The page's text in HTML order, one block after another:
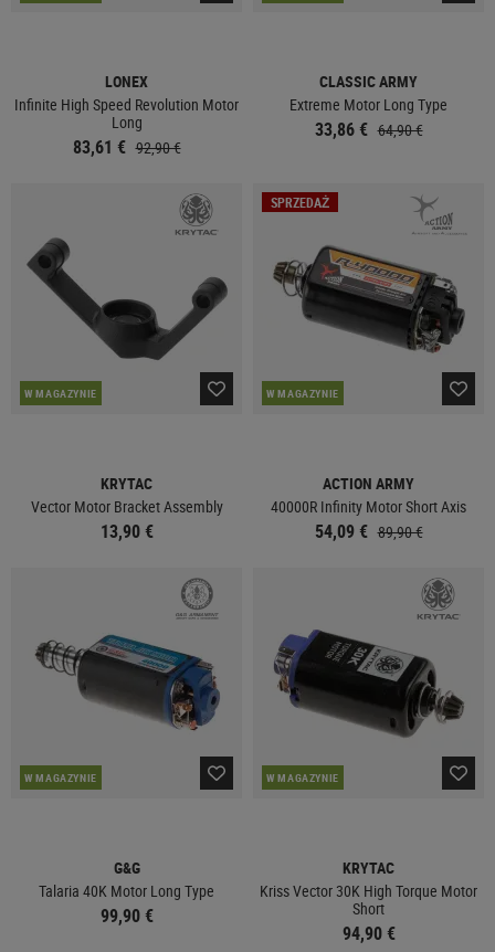
LONEX
Infinite High Speed Revolution Motor
Long
83,61 € 92,90 €
CLASSIC ARMY
Extreme Motor Long Type
33,86 € 64,90 €
W MAGAZYNIE
KRYTAC
Vector Motor Bracket Assembly
13,90 €
SPRZEDAŻ
W MAGAZYNIE
ACTION ARMY
40000R Infinity Motor Short Axis
54,09 € 89,90 €
W MAGAZYNIE
G&G
Talaria 40K Motor Long Type
99,90 €
W MAGAZYNIE
KRYTAC
Kriss Vector 30K High Torque Motor
Short
94,90 €